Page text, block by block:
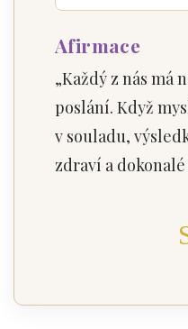
Afirmace
„Každý z nás má
poslání. Když
v souladu,
zdraví a dokonalé